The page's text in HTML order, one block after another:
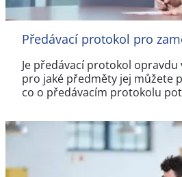
Předávací protokol pro
Je předávací protokol opravdu
pro jaké předměty jej můžete
co o předávacím protokolu